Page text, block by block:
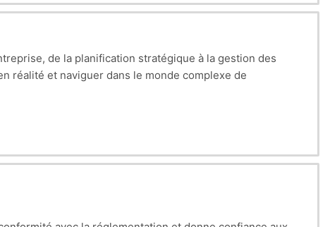
de la planification stratégique à la gestion des
réalité et naviguer dans le monde complexe de